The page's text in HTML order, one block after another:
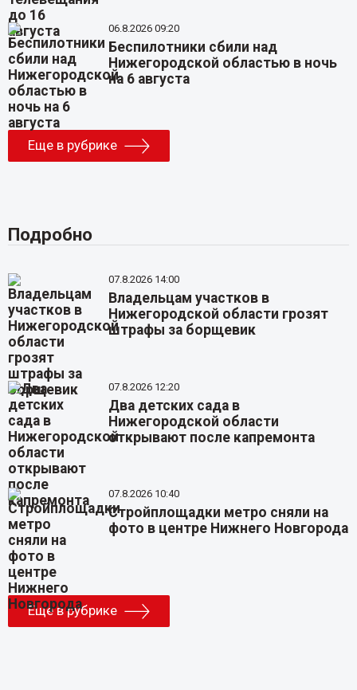
06.8.2026 09:20
Беспилотники сбили над
Нижегородской областью в ночь
на 6 августа
Еще в рубрике
Подробно
07.8.2026 14:00
Владельцам участков в
Нижегородской области грозят
штрафы за борщевик
07.8.2026 12:20
Два детских сада в
Нижегородской области
открывают после капремонта
07.8.2026 10:40
Стройплощадки метро сняли на
фото в центре Нижнего Новгорода
Еще в рубрике